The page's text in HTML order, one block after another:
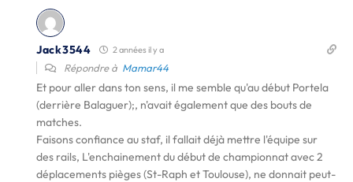
Jack3544 2 années il y a
Répondre à Mamar44
Et pour aller dans ton sens, il me semble qu'au début Portela
(derrière Balaguer);, n'avait également que des bouts de
matches.
Faisons confiance au staf, il fallait déjà mettre l'équipe sur
des rails, L'enchainement du début de championnat avec 2
déplacements pièges (St-Raph et Toulouse), ne donnait peut-